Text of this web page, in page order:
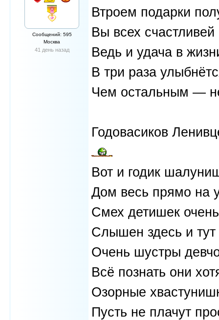
Сообщений: 595
Москва
41 день назад
Втроем подарки
Вы всех
Ведь и удача в
В три раза
Чем остальным —
Годовасиков
Вот и годик
Дом весь прямо на
Смех детишек
Слышен здесь и
Очень шустры
Всё познать они
Озорные
Пусть не плачут